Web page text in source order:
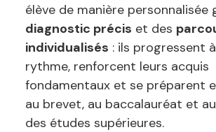
élève de manière personnalisée
diagnostic précis et des
individualisés : ils progressent
rythme, renforcent leurs acquis
fondamentaux et se préparent
au brevet, au baccalauréat et
des études supérieures.